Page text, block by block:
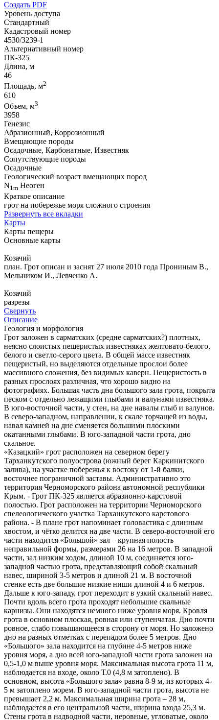
Создать PDF
Уровень доступа
Стандартный
Кадастровый номер
4530/3239-1
Альтернативный номер
ПК-325
Длина, м
46
Площадь, м2
610
Объем, м3
3958
Генезис
Абразионный, Коррозионный
Вмещающие породы
Осадочные, Карбонатные, Известняк
Сопутствующие породы
Осадочные
Геологический возраст вмещающих пород
N1m Неоген
Краткое описание
грот на побережье моря сложного строения
Развернуть все вкладки
Карты
Карты пещеры
Основные карты
Козачий
план. Грот описан и заснят 27 июля 2010 года Прониным В.,
Мельником И., Левченко А.
Козачий
разрезы
Свернуть
Описание
Геология и морфология
Грот заложен в сарматских (средне сарматских?) плотных,
неясно слоистых пещеристых известняках желтовато-белого,
белого и светло-серого цвета. В общей массе известняк
пещеристый, но выделяются отдельные прослои более
массивного сложения, без видимых каверн. Пещеристость в
разных прослоях различная, что хорошо видно на
фотографиях. Большая часть дна большого зала грота, покрыта
песком с отдельно лежащими глыбами и валунами известняка.
В юго-восточной части, у стен, на дне навалы глыб и валунов.
В северо-западном, направлении, к скале торчащей из воды,
навал камней на дне сменяется большими плоскими
окатанными глыбами. В юго-западной части грота, дно
скальное.
«Казацкий» грот расположен на северном берегу
Тарханкутского полуострова (южный берег Каркинитского
залива), на участке побережья к востоку от 1-й балки,
восточнее пограничной заставы. Административно это
территория Черноморского района автономной республики
Крым. - Грот ПК-325 является абразионно-карстовой
полостью. Грот расположен на территории Черноморского
спелеологического участка Тарханкутского карстового
района. - В плане грот напоминает головастика с длинным
хвостом, и чётко делится на две части. В северо-восточной его
части находится «Большой» зал – крупная полость
неправильной формы, размерами 26 на 16 метров. В западной
части, зал низким ходом, длиной 10 м, соединяется юго-
западной частью грота, представляющий собой скальный
навес, шириной 3-5 метров и длиной 21 м. В восточной
стенке есть две большие низкие ниши длиной 4 и 6 метров.
Дальше к юго-западу, грот переходит в узкий скальный навес.
Почти вдоль всего грота проходят небольшие скальные
карнизы. Они находятся немного ниже уровня моря. Кровля
грота в основном плоская, ровная или ступенчатая. Дно почти
ровное, слабо повышающееся в сторону от моря. Но заложено
дно на разных отметках с перепадом более 5 метров. Дно
«Большого» зала находится на глубине 4-5 метров ниже
уровня моря, а дно всей юго-западной части грота заложен на
0,5-1,0 м выше уровня моря. Максимальная высота грота 11 м,
наблюдается на входе, около Т.0 (4,8 м затоплено). В
основном, высота «Большого зала» равна 8-9 м, из которых 4-
5 м затоплено морем. В юго-западной части грота, высота не
превышает 2,2 м. Максимальная ширина грота – 28 м,
наблюдается в его центральной части, ширина входа 25,3 м.
Стены грота в надводной части, неровные, угловатые, около